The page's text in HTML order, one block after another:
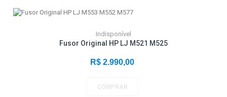
Indisponível
Fusor Original HP LJ M521 M525
R$ 2.990,00
COMPRAR